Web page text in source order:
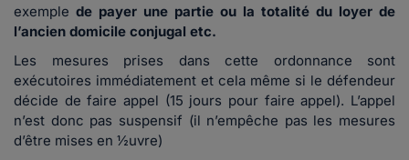
exemple de payer une partie ou la totalité du loyer de
l’ancien domicile conjugal etc.
Les mesures prises dans cette ordonnance sont
exécutoires immédiatement et cela même si le défendeur
décide de faire appel (15 jours pour faire appel). L’appel
n’est donc pas suspensif (il n’empêche pas les mesures
d’être mises en ½uvre)